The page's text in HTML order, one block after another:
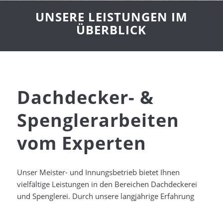
UNSERE LEISTUNGEN IM
ÜBERBLICK
Dachdecker- &
Spenglerarbeiten
vom Experten
Unser Meister- und Innungsbetrieb bietet Ihnen
vielfältige Leistungen in den Bereichen Dachdeckerei
und Spenglerei. Durch unsere langjährige Erfahrung